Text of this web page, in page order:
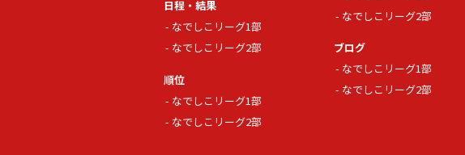
日程・結果
なでしこリーグ1部
なでしこリーグ2部
順位
なでしこリーグ1部
なでしこリーグ2部
なでしこリーグ2部
ブログ
なでしこリーグ1部
なでしこリーグ2部